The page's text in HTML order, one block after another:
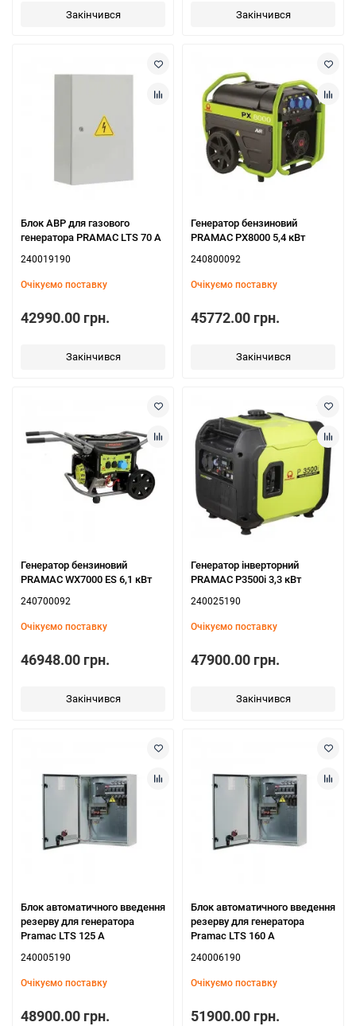
Закінчився Закінчився
Блок АВР для газового
генератора PRAMAC LTS 70 А
240019190
Очікуємо поставку
42990.00 грн.
Закінчився
Генератор бензиновий
PRAMAC PX8000 5,4 кВт
240800092
Очікуємо поставку
45772.00 грн.
Закінчився
Генератор бензиновий
PRAMAC WX7000 ES 6,1 кВт
240700092
Очікуємо поставку
46948.00 грн.
Закінчився
Генератор інверторний
PRAMAC P3500i 3,3 кВт
240025190
Очікуємо поставку
47900.00 грн.
Закінчився
Блок автоматичного введення
резерву для генератора
Pramac LTS 125 A
240005190
Очікуємо поставку
48900.00 грн.
Блок автоматичного введення
резерву для генератора
Pramac LTS 160 A
240006190
Очікуємо поставку
51900.00 грн.